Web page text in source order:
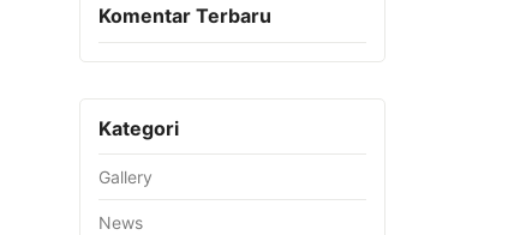
Komentar Terbaru
Kategori
Gallery
News